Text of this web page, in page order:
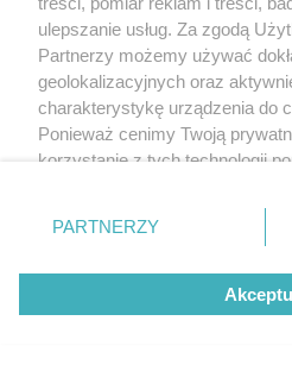
ulepszanie usług. Za zgodą
Partnerzy możemy używać
geolokalizacyjnych oraz
charakterystykę urządzenia do
Ponieważ cenimy Twoją
korzystanie z tych technologii
zmienić/wycofać klikając
znajdujący się w lewym dolnym
rodzaje przetwarzania danych
użytkownika, ale masz prawo
przetwarzaniu. Preferencje
PARTNERZY